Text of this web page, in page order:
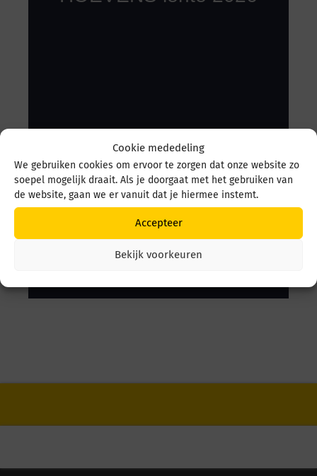
Cookie mededeling
We gebruiken cookies om ervoor te zorgen dat onze website zo
soepel mogelijk draait. Als je doorgaat met het gebruiken van
de website, gaan we er vanuit dat je hiermee instemt.
Accepteer
Bekijk voorkeuren